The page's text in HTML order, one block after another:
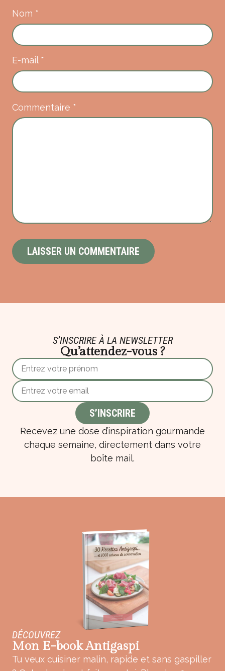
Commentaire *
Nom *
E-mail *
S’INSCRIRE À LA NEWSLETTER
Qu’attendez-vous ?
Recevez une dose d’inspiration gourmande
chaque semaine, directement dans votre
boîte mail.
DÉCOUVREZ
Mon E-book Antigaspi
Tu veux cuisiner malin, rapide et sans gaspiller